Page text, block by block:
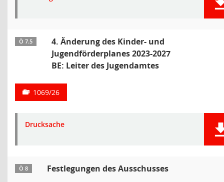
Ö 7.5
4. Änderung des Kinder- und
Jugendförderplanes 2023-2027
BE: Leiter des Jugendamtes
1069/26
Drucksache
Ö 8 Festlegungen des Ausschusses